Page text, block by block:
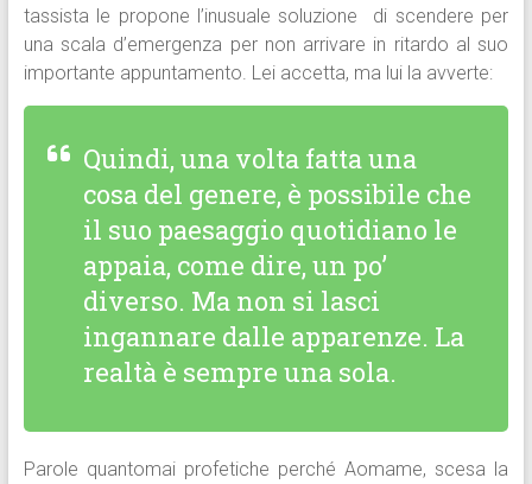
tassista le propone l’inusuale soluzione di scendere per
una scala d’emergenza per non arrivare in ritardo al suo
importante appuntamento. Lei accetta, ma lui la avverte:
Quindi, una volta fatta una
cosa del genere, è possibile che
il suo paesaggio quotidiano le
appaia, come dire, un po’
diverso. Ma non si lasci
ingannare dalle apparenze. La
realtà è sempre una sola.
Parole quantomai profetiche perché Aomame, scesa la